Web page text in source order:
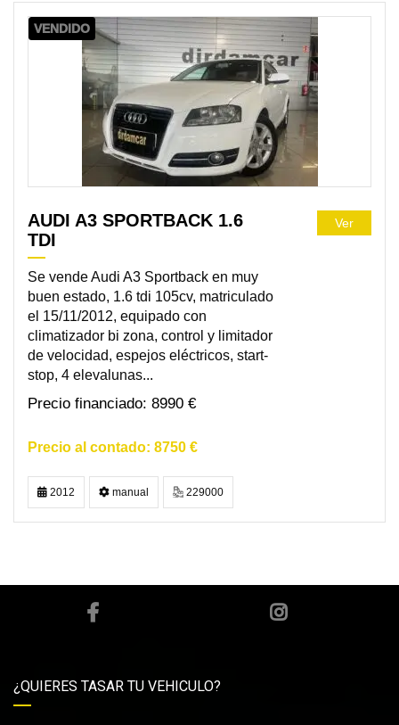
VENDIDO
AUDI A3 SPORTBACK 1.6
TDI
Se vende Audi A3 Sportback en muy
buen estado, 1.6 tdi 105cv, matriculado
el 15/11/2012, equipado con
climatizador bi zona, control y limitador
de velocidad, espejos eléctricos, start-
stop, 4 elevalunas...
8990 €
8750 €
Ver
2012 manual 229000
¿QUIERES TASAR TU VEHICULO?